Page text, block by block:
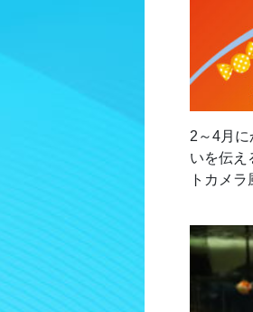
2～4月
いを伝え
トカメ